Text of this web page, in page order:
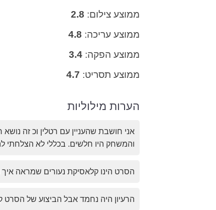
ממוצע צילום: 2.8
ממוצע עריכה: 4.8
ממוצע הפקה: 3.4
ממוצע תסריט: 4.7
הערות מילוליות
אני חושבת שהעניין עם רטלין וכ זה
והמשחק היו חלשים. בכללי לא הצלחתי
הסרט הינו קלאסיקת נעורים שמראה
הרעיון היה נחמד אבל הביצוע של